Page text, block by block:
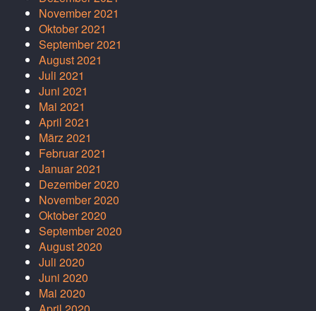
November 2021
Oktober 2021
September 2021
August 2021
Juli 2021
Juni 2021
Mai 2021
April 2021
März 2021
Februar 2021
Januar 2021
Dezember 2020
November 2020
Oktober 2020
September 2020
August 2020
Juli 2020
Juni 2020
Mai 2020